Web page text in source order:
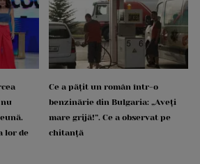
lor de
Ce a pățit un român într-o
benzinărie din Bulgaria: „Aveți
mare grijă!”. Ce a observat pe
chitanță